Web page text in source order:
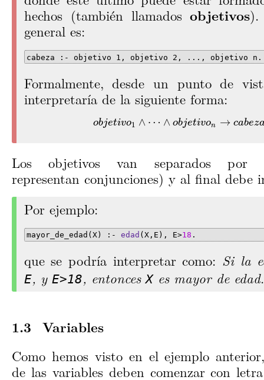
hechos (también llamadosobjetivos).
general es:
cabeza :- objetivo 1, objetivo 2, ..., objetivo n.
Formalmente, desde un punto de
interpretaría de la siguiente forma:
objetivo1 ∧ ⋯ ∧ objetivon → cabez
objetivo 1∧⋯ ∧objetivon→cabeza
Los objetivos van separados por
representan conjunciones) y al final debe
Por ejemplo:
mayor_de_edad(X) :- edad (X,E), E>18 .
que se podría interpretar como: Si la
E, y E>18, entoncesXes mayor de edad.
Variables
Como hemos visto en el ejemplo
de las variables deben comenzar con